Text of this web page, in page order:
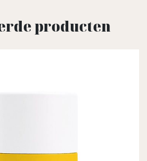
producten